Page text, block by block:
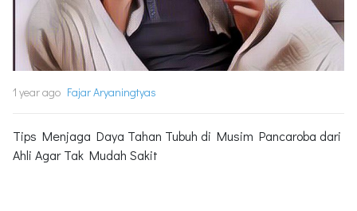
1 year ago Fajar Aryaningtyas
Tips Menjaga Daya Tahan Tubuh di Musim Pancaroba dari
Ahli Agar Tak Mudah Sakit